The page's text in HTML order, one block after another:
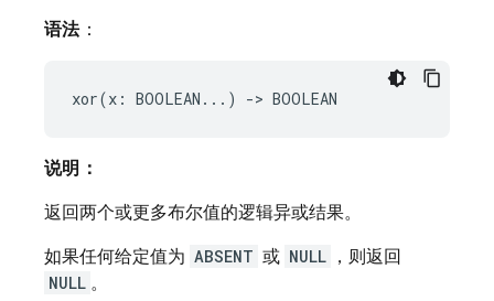
语法：
说明：
返回两个或更多布尔值的逻辑异或结果。
如果任何给定值为 ABSENT 或 NULL ，则返回
NULL 。